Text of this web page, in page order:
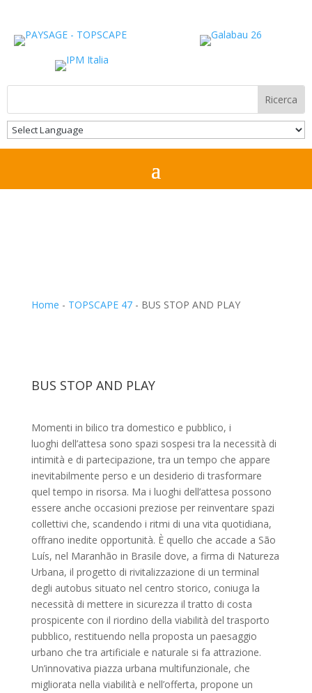
Home - TOPSCAPE 47- BUS STOP AND PLAY
BUS STOP AND PLAY
Momenti in bilico tra domestico e pubblico, i
luoghi dell’attesa sono spazi sospesi tra la necessità di
intimità e di partecipazione, tra un tempo che appare
inevitabilmente perso e un desiderio di trasformare
quel tempo in risorsa. Ma i luoghi dell’attesa possono
essere anche occasioni preziose per reinventare spazi
collettivi che, scandendo i ritmi di una vita quotidiana,
offrano inedite opportunità. È quello che accade a São
Luís, nel Maranhão in Brasile dove, a firma di Natureza
Urbana, il progetto di rivitalizzazione di un terminal
degli autobus situato nel centro storico, coniuga la
necessità di mettere in sicurezza il tratto di costa
prospicente con il riordino della viabilità del trasporto
pubblico, restituendo nella proposta un paesaggio
urbano che tra artificiale e naturale si fa attrazione.
Un’innovativa piazza urbana multifunzionale, che
migliorata nella viabilità e nell’offerta, propone un